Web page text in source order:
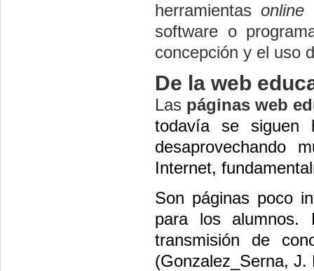
herramientasonline
software o
concepción y el uso
De la web
Las páginas web
todavía se siguen
desaprovechando
Internet,
Son páginas poco
para los alumnos.
transmisión de
(Gonzalez_Serna, J.